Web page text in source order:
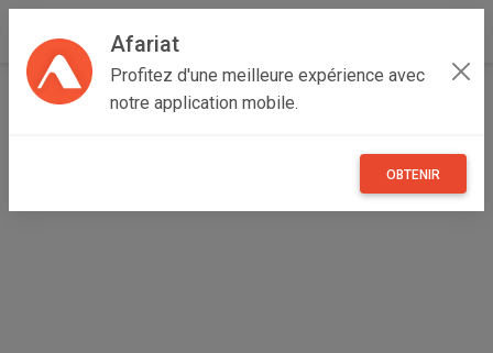
Afariat
Profitez d'une meilleure expérience avec
notre application mobile.
OBTENIR
Accueil Maisons et enfants
Oasis - Sahara
Raquette à insectes électrique tueur de moustiques